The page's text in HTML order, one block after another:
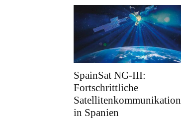
SpainSat NG-III:
Fortschrittliche
Satellitenkommunikation
in Spanien